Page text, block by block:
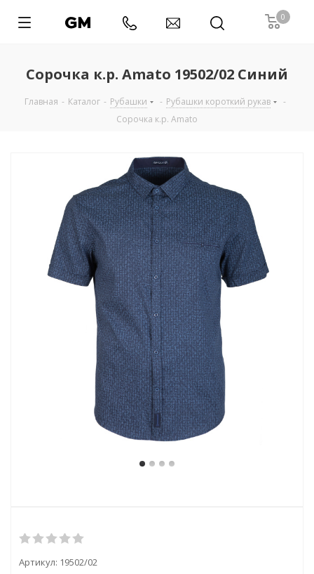
0
Сорочка к.р. Amato 19502/02 Синий
Главная - Каталог - Рубашки - Рубашки короткий рукав
-
Сорочка к.р. Amato
Артикул: 19502/02